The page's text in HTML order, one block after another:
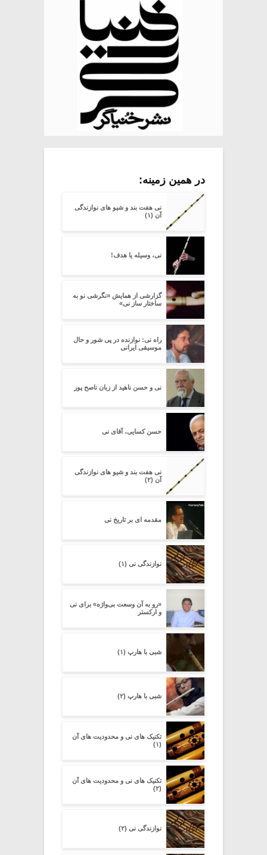
در همین زمینه:
نی هفت بند و شیو های نوازندگی
آن (۱)
نی، وسیله یا هدف!
گزارشی از همایش «نگرشی نو به
ساختار ساز نی»
راه نی: نوازنده در پی شور و حال
موسیقی ایرانی
نی و حسن ناهید از زبان ناصح پور
حسن کسایی، آقای نی
نی هفت بند و شیو های نوازندگی
آن (۲)
مقدمه ای بر تاریخ نی
نوازندگی نی (۱)
«رو به آن وسعت بی‌واژه» برای نی
و ارکستر
شبی با هارپ (۱)
شبی با هارپ (۲)
تکنیک های نی و محدودیت های آن
(۱)
تکنیک های نی و محدودیت های آن
(۲)
نوازندگی نی (۲)